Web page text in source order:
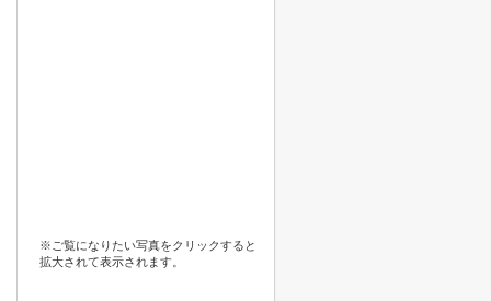
※ご覧になりたい写真をクリックすると
拡大されて表示されます。